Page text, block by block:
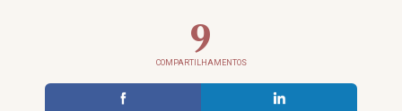
9
COMPARTILHAMENTOS